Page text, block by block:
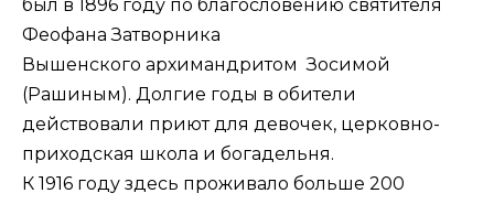
был в 1896 году по благословению святителя
Феофана Затворника
Вышенского архимандритом Зосимой
(Рашиным). Долгие годы в обители
действовали приют для девочек, церковно-
приходская школа и богадельня.
К 1916 году здесь проживало больше 200